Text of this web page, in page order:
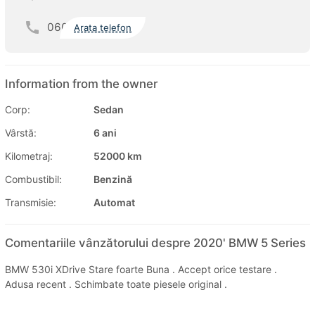
060 Arata telefon
Information from the owner
Corp:
Sedan
Vârstă:
6 ani
Kilometraj:
52000 km
Combustibil:
Benzină
Transmisie:
Automat
Comentariile vânzătorului despre 2020' BMW 5 Series
BMW 530i XDrive Stare foarte Buna . Accept orice testare .
Adusa recent . Schimbate toate piesele original .